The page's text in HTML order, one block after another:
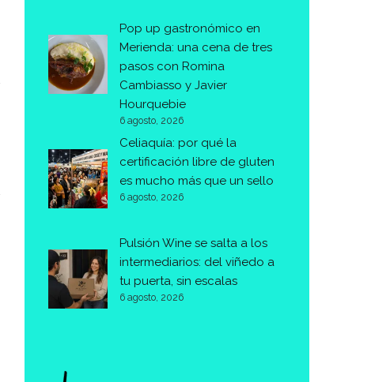
Pop up gastronómico en
Merienda: una cena de tres
pasos con Romina
Cambiasso y Javier
Hourquebie
6 agosto, 2026
Celiaquía: por qué la
certificación libre de gluten
es mucho más que un sello
6 agosto, 2026
Pulsión Wine se salta a los
intermediarios: del viñedo a
tu puerta, sin escalas
6 agosto, 2026